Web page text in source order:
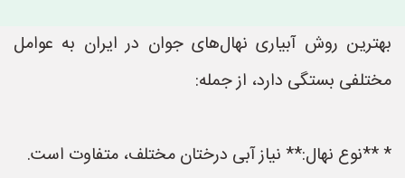
بهترین روش آبیاری نهال‌های جوان در ایران به عوامل
مختلفی بستگی دارد، از جمله:
* **نوع نهال:** نیاز آبی درختان مختلف، متفاوت است.